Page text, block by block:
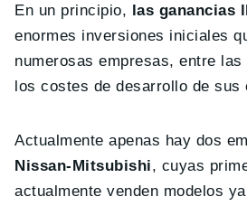
En un principio, las ganancias
enormes inversiones iniciales
numerosas empresas, entre
los costes de desarrollo de
Actualmente apenas hay dos
Nissan-Mitsubishi, cuyas
actualmente venden modelos